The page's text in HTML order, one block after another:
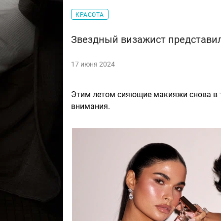
КРАСОТА
Звездный визажист
17 июня 2024
Этим летом сияющие макияжи снова в
внимания.